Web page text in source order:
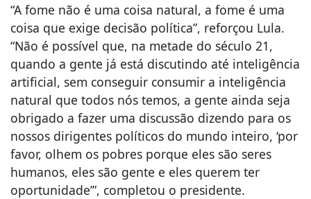
“A fome não é uma coisa natural, a fome é uma
coisa que exige decisão política”, reforçou Lula.
“Não é possível que, na metade do século 21,
quando a gente já está discutindo até inteligência
artificial, sem conseguir consumir a inteligência
natural que todos nós temos, a gente ainda seja
obrigado a fazer uma discussão dizendo para os
nossos dirigentes políticos do mundo inteiro, ‘por
favor, olhem os pobres porque eles são seres
humanos, eles são gente e eles querem ter
oportunidade’”, completou o presidente.